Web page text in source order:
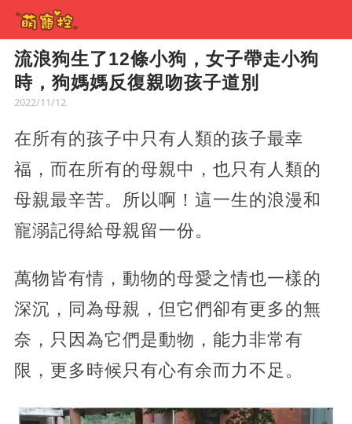
流浪狗生了12條小狗，女子帶走小狗
時，狗媽媽反復親吻孩子道別
2022/11/12
在所有的孩子中只有人類的孩子最幸
福，而在所有的母親中，也只有人類的
母親最辛苦。所以啊！這一生的浪漫和
寵溺記得給母親留一份。
萬物皆有情，動物的母愛之情也一樣的
深沉，同為母親，但它們卻有更多的無
奈，只因為它們是動物，能力非常有
限，更多時候只有心有余而力不足。